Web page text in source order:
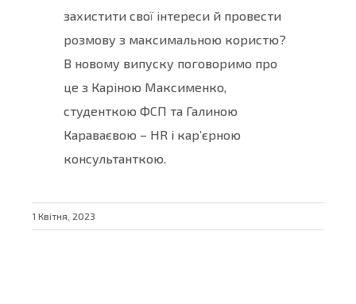
захистити свої інтереси й провести
розмову з максимальною користю?
В новому випуску поговоримо про
це з Каріною Максименко,
студенткою ФСП та Галиною
Караваєвою – HR і кар’єрною
консультанткою.
1 Квітня, 2023